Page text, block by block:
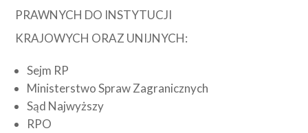
PRAWNYCH DO INSTYTUCJI
KRAJOWYCH ORAZ UNIJNYCH:
Sejm RP
Ministerstwo Spraw Zagranicznych
Sąd Najwyższy
RPO